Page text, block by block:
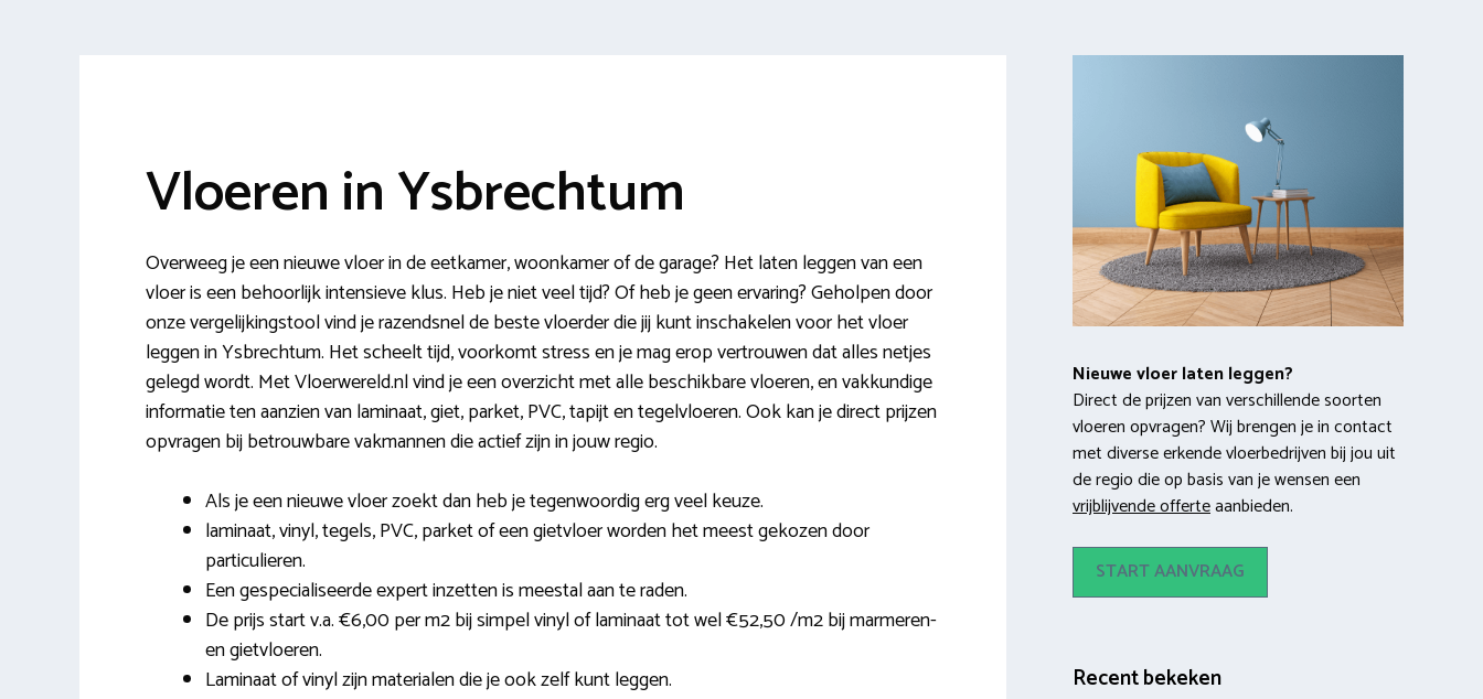
Vloeren in Ysbrechtum
Overweeg je een nieuwe vloer in de eetkamer, woonkamer of de garage? Het laten leggen van een
vloer is een behoorlijk intensieve klus. Heb je niet veel tijd? Of heb je geen ervaring? Geholpen door
onze vergelijkingstool vind je razendsnel de beste vloerder die jij kunt inschakelen voor het vloer
leggen in Ysbrechtum. Het scheelt tijd, voorkomt stress en je mag erop vertrouwen dat alles netjes
gelegd wordt. Met Vloerwereld.nl vind je een overzicht met alle beschikbare vloeren, en vakkundige
informatie ten aanzien van laminaat, giet, parket, PVC, tapijt en tegelvloeren. Ook kan je direct prijzen
opvragen bij betrouwbare vakmannen die actief zijn in jouw regio.
Als je een nieuwe vloer zoekt dan heb je tegenwoordig erg veel keuze.
laminaat, vinyl, tegels, PVC, parket of een gietvloer worden het meest gekozen door
particulieren.
Een gespecialiseerde expert inzetten is meestal aan te raden.
De prijs start v.a. €6,00 per m2 bij simpel vinyl of laminaat tot wel €52,50 /m2 bij marmeren-
en gietvloeren.
Laminaat of vinyl zijn materialen die je ook zelf kunt leggen.
Nieuwe vloer laten leggen?
Direct de prijzen van verschillende soorten
vloeren opvragen? Wij brengen je in contact
met diverse erkende vloerbedrijven bij jou uit
de regio die op basis van je wensen een
vrijblijvende offerteaanbieden.
START AANVRAAG
Recent bekeken